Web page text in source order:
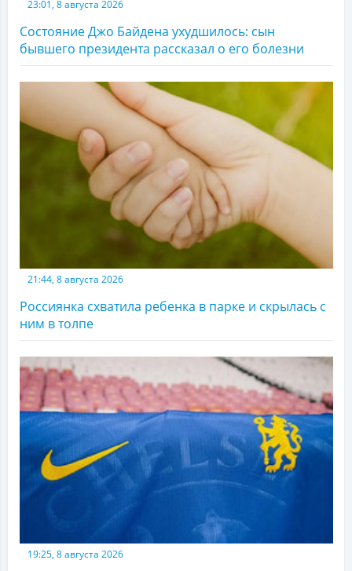
23:01, 8 августа 2026
Состояние Джо Байдена ухудшилось: сын
бывшего президента рассказал о его болезни
21:44, 8 августа 2026
Россиянка схватила ребенка в парке и скрылась с
ним в толпе
19:25, 8 августа 2026